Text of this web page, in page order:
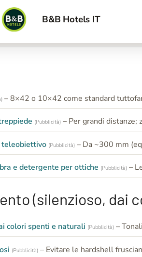
B&B Hotels IT
– 8×42 o 10×42 come standard
(Pubblicità) – Per grandi
teleobiettivo (Pubblicità) – Da ~300 mm
e detergente per ottiche (Pubblicità) –
(silenzioso, dai
colori spenti e naturali (Pubblicità) –
(Pubblicità) – Evitare le hardshell